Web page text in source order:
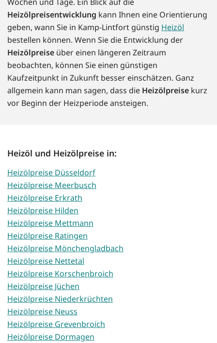
Heizölpreisentwicklung kann Ihnen eine Orientierung
geben, wann Sie in Kamp-Lintfort günstig Heizöl
bestellen können. Wenn Sie die Entwicklung der
Heizölpreise über einen längeren Zeitraum
beobachten, können Sie einen günstigen
Kaufzeitpunkt in Zukunft besser einschätzen. Ganz
allgemein kann man sagen, dass die Heizölpreise kurz
vor Beginn der Heizperiode ansteigen.
Heizöl und Heizölpreise in:
Heizölpreise Düsseldorf
Heizölpreise Meerbusch
Heizölpreise Erkrath
Heizölpreise Hilden
Heizölpreise Mettmann
Heizölpreise Ratingen
Heizölpreise Mönchengladbach
Heizölpreise Nettetal
Heizölpreise Korschenbroich
Heizölpreise Jüchen
Heizölpreise Niederkrüchten
Heizölpreise Neuss
Heizölpreise Grevenbroich
Heizölpreise Dormagen